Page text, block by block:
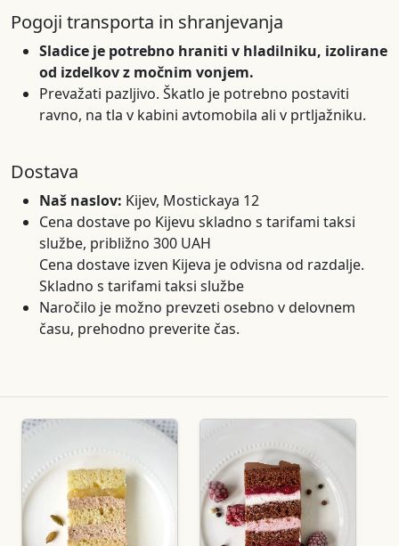
Pogoji transporta in shranjevanja
Sladice je potrebno hraniti v hladilniku, izolirane
od izdelkov z močnim vonjem.
Prevažati pazljivo. Škatlo je potrebno postaviti
ravno, na tla v kabini avtomobila ali v prtljažniku.
Dostava
Naš naslov: Kijev, Mostickaya 12
Cena dostave po Kijevu skladno s tarifami taksi
službe, približno 300 UAH
Cena dostave izven Kijeva je odvisna od razdalje.
Skladno s tarifami taksi službe
Naročilo je možno prevzeti osebno v delovnem
času, prehodno preverite čas.